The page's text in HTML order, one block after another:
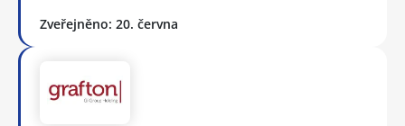
Zveřejněno: 20. června